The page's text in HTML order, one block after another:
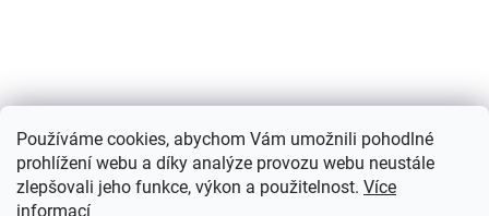
Používáme cookies, abychom Vám umožnili pohodlné
prohlížení webu a díky analýze provozu webu neustále
zlepšovali jeho funkce, výkon a použitelnost. Více
informací